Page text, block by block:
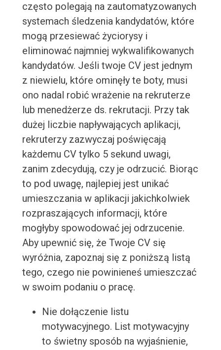
często polegają na zautomatyzowanych
systemach śledzenia kandydatów, które
mogą przesiewać życiorysy i
eliminować najmniej wykwalifikowanych
kandydatów. Jeśli twoje CV jest jednym
z niewielu, które ominęły te boty, musi
ono nadal robić wrażenie na rekruterze
lub menedżerze ds. rekrutacji. Przy tak
dużej liczbie napływających aplikacji,
rekruterzy zazwyczaj poświęcają
każdemu CV tylko 5 sekund uwagi,
zanim zdecydują, czy je odrzucić. Biorąc
to pod uwagę, najlepiej jest unikać
umieszczania w aplikacji jakichkolwiek
rozpraszających informacji, które
mogłyby spowodować jej odrzucenie.
Aby upewnić się, że Twoje CV się
wyróżnia, zapoznaj się z poniższą listą
tego, czego nie powinieneś umieszczać
w swoim podaniu o pracę.
Nie dołączenie listu
motywacyjnego. List motywacyjny
to świetny sposób na wyjaśnienie,